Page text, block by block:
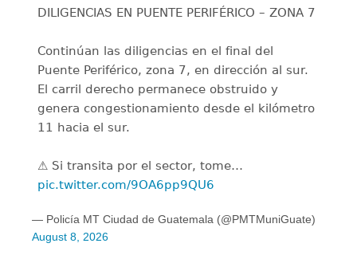
DILIGENCIAS EN PUENTE PERIFÉRICO – ZONA 7
Continúan las diligencias en el final del
Puente Periférico, zona 7, en dirección al sur.
El carril derecho permanece obstruido y
genera congestionamiento desde el kilómetro
11 hacia el sur.
⚠️ Si transita por el sector, tome…
pic.twitter.com/9OA6pp9QU6
— Policía MT Ciudad de Guatemala (@PMTMuniGuate)
August 8, 2026